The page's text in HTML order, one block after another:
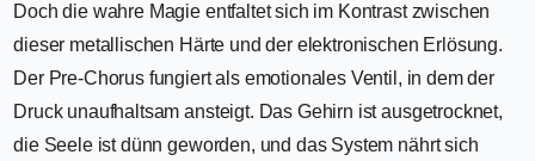
Doch die wahre Magie entfaltet sich im Kontrast zwischen
dieser metallischen Härte und der elektronischen Erlösung.
Der Pre-Chorus fungiert als emotionales Ventil, in dem der
Druck unaufhaltsam ansteigt. Das Gehirn ist ausgetrocknet,
die Seele ist dünn geworden, und das System nährt sich